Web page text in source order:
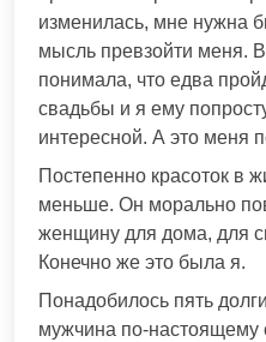
изменилась, мне нужна
мысль превзойти меня.
понимала, что едва
свадьбы и я ему
интересной. А это меня
Постепенно красоток в
меньше. Он морально
женщину для дома, для
Конечно же это была я.
Понадобилось пять
мужчина по-настоящему